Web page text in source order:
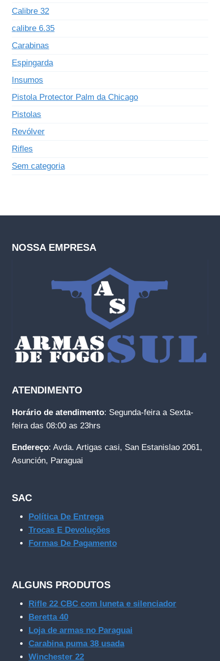
Calibre 32
calibre 6.35
Carabinas
Espingarda
Insumos
Pistola Protector Palm da Chicago
Pistolas
Revólver
Rifles
Sem categoria
NOSSA EMPRESA
ATENDIMENTO
Horário de atendimento: Segunda-feira a Sexta-
feira das 08:00 as 23hrs
Endereço: Avda. Artigas casi, San Estanislao 2061,
Asunción, Paraguai
SAC
Política De Entrega
Trocas E Devoluções
Formas De Pagamento
ALGUNS PRODUTOS
Rifle 22 CBC com luneta e silenciador
Beretta 40
Loja de armas no Paraguai
Carabina puma 38 usada
Winchester 22